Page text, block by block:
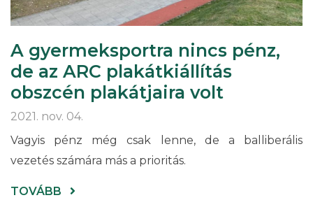
A gyermeksportra nincs pénz,
de az ARC plakátkiállítás
obszcén plakátjaira volt
2021. nov. 04.
Vagyis pénz még csak lenne, de a balliberális
vezetés számára más a prioritás.
TOVÁBB
(A